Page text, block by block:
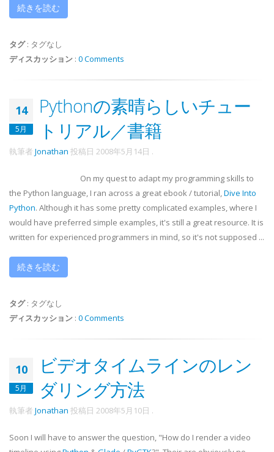
続きを読む
タグ: タグなし
ディスカッション : 0 Comments
14
5月
Pythonの素晴らしいチュー
トリアル／書籍
執筆者 Jonathan 投稿日 2008年5月14日 .
On my quest to adapt my programming skills to
the Python language, I ran across a great ebook/ tutorial,Dive Into
Python. Although it has some pretty complicated examples, where I
would have preferred simple examples, it's still a great resource. It is
written for experienced programmers in mind, so it's not supposed ...
続きを読む
タグ: タグなし
ディスカッション : 0 Comments
10
5月
ビデオタイムラインのレン
ダリング方法
執筆者 Jonathan 投稿日 2008年5月10日 .
Soon I will have to answer the question, "How do I render a video